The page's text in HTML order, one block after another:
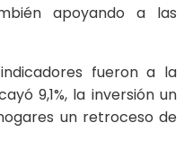
apoyando a las
fueron a la
9,1%, la inversión un
un retroceso de